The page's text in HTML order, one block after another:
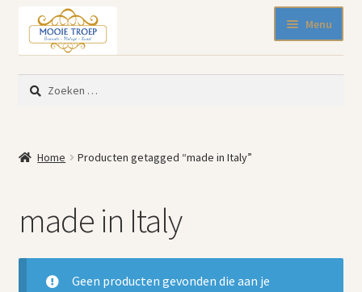
door
naar
navigatie
naar
de
inhoud
Menu
Nieuw binnen
Blikken
Keukenspullen
Kleine meubelen
Muurdecoratie
Servies en glaswerk
Zoeken
naar:
Home Producten getagged “made in Italy”
made in Italy
Geen producten gevonden die aan je